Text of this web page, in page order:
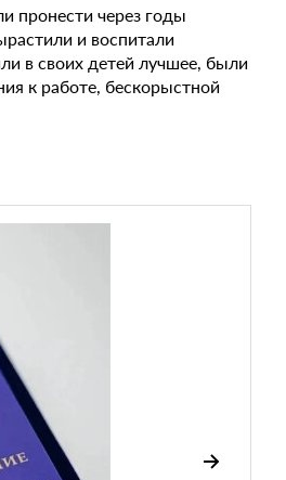
пронести через годы
и воспитали
в своих детей лучшее, были
к работе, бескорыстной